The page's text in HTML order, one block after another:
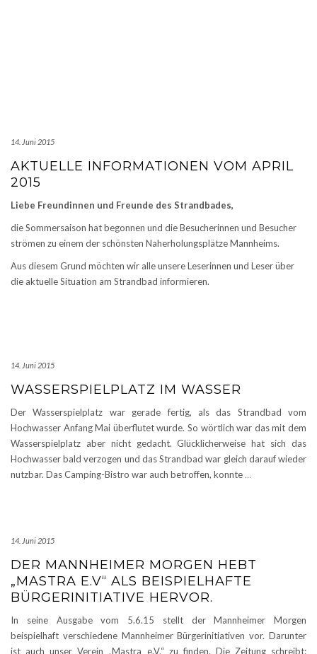
14. Juni 2015
AKTUELLE INFORMATIONEN VOM APRIL
2015
Liebe Freundinnen und Freunde des Strandbades,
die Sommersaison hat begonnen und die Besucherinnen und Besucher
strömen zu einem der schönsten Naherholungsplätze Mannheims.
Aus diesem Grund möchten wir alle unsere Leserinnen und Leser über
die aktuelle Situation am Strandbad informieren.
14. Juni 2015
WASSERSPIELPLATZ IM WASSER
Der Wasserspielplatz war gerade fertig, als das Strandbad vom
Hochwasser Anfang Mai überflutet wurde. So wörtlich war das mit dem
Wasserspielplatz aber nicht gedacht. Glücklicherweise hat sich das
Hochwasser bald verzogen und das Strandbad war gleich darauf wieder
nutzbar. Das Camping-Bistro war auch betroffen, konnte …
14. Juni 2015
DER MANNHEIMER MORGEN HEBT
„MASTRA E.V“ ALS BEISPIELHAFTE
BÜRGERINITIATIVE HERVOR.
In seine Ausgabe vom 5.6.15 stellt der Mannheimer Morgen
beispielhaft verschiedene Mannheimer Bürgerinitiativen vor. Darunter
ist auch unser Verein „Mastra e.V.“ zu finden. Die Zeitung schreibt: